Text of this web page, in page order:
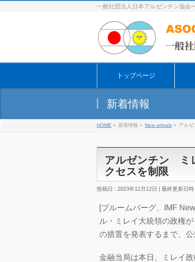
一般社団法人日本アルゼンチン協会
トップページ
新着情報
HOME » 新着情報 » New arrivals » アル
アルゼンチン ミ
クセスを制限
投稿日 : 2023年12月12日 最終更新日時
[ブルームバーグ、IMF
ル・ミレイ大統領の政権
の措置を発表するまで、
金融当局は本日、ミレイ